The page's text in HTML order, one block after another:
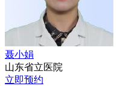
聂小娟
山东省立医院
立即预约